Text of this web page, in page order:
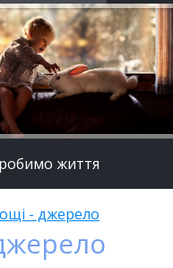
життя
- джерело